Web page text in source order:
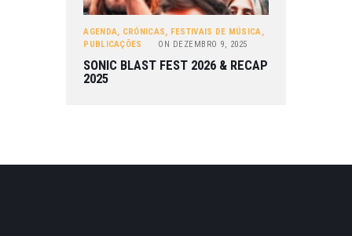
AGENDA, CRÓNICAS, FESTIVAIS DE MÚSICA,
PUBLICAÇÕES
ON DEZEMBRO 9, 2025
SONIC BLAST FEST 2026 & RECAP
2025